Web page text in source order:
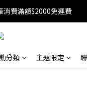
消費滿額$2000免運費
分類 主題限定